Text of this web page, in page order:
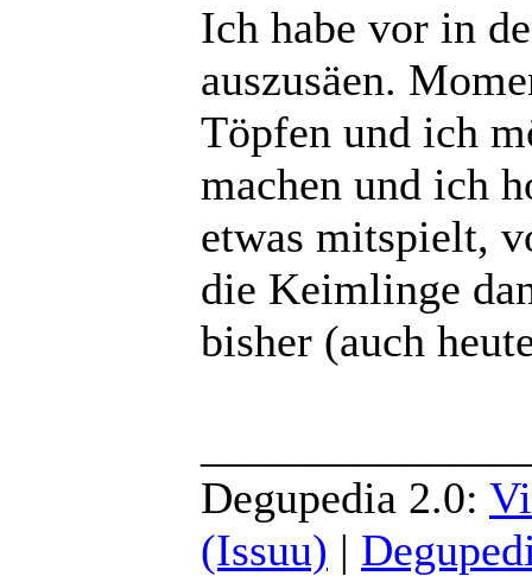
Ich habe vor in
auszusäen.
Töpfen und ich
machen und ich
etwas mitspielt,
die Keimlinge
bisher (auch
Degupedia 2.0:
(Issuu) |